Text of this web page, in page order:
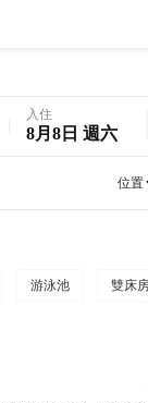
入住
8月8日 週六
位置
游泳池 雙床